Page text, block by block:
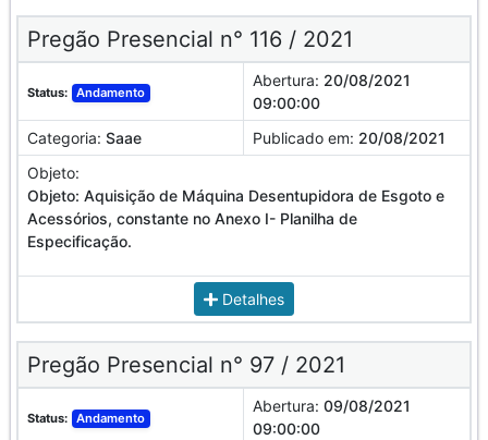
Pregão Presencial n° 116 / 2021
Status: Andamento
Abertura: 20/08/2021
09:00:00
Categoria: Saae Publicado em: 20/08/2021
Objeto:
Objeto: Aquisição de Máquina Desentupidora de Esgoto e
Acessórios, constante no Anexo I- Planilha de
Especificação.
Detalhes
Pregão Presencial n° 97 / 2021
Status: Andamento
Abertura: 09/08/2021
09:00:00